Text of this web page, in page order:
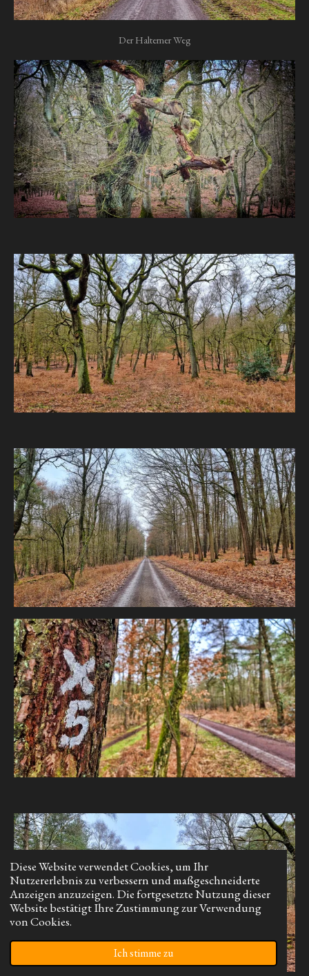
Diese Website verwendet Cookies, um Ihr
Nutzererlebnis zu verbessern und maßgeschneiderte
Anzeigen anzuzeigen. Die fortgesetzte Nutzung dieser
Website bestätigt Ihre Zustimmung zur Verwendung
von Cookies.
Ich stimme zu
Der Halterner Weg